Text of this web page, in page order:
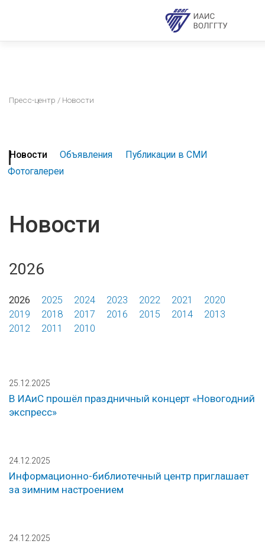
Пресс-центр / Новости
Новости Объявления
Публикации в СМИ
Фотогалереи
Новости
2026
2026 2025 2024 2023 2022 2021
2020
2019
2018 2017 2016 2015 2014
2013
2012
2011 2010
25.12.2025
В ИАиС прошёл праздничный концерт «Новогодний
экспресс»
24.12.2025
Информационно-библиотечный центр приглашает
за зимним настроением
24.12.2025